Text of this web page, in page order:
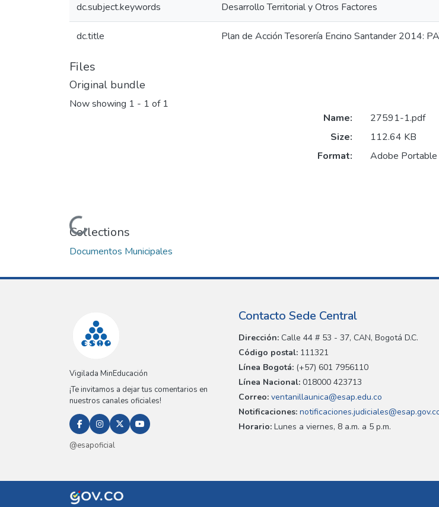
dc.subject.keywords Desarrollo Territorial y Otros Factores
dc.title Plan de Acción Tesorería Encino Santander 2014:
Files
Original bundle
Now showing 1 - 1 of 1
Loading...
Name:
27591-1.pdf
Size:
112.64 KB
Format:
Adobe
Collections
Documentos Municipales
Vigilada MinEducación
¡Te invitamos a dejar tus comentarios en
nuestros canales oficiales!
@esapoficial
Contacto Sede Central
Dirección: Calle 44 # 53 - 37, CAN, Bogotá D.C.
Código postal: 111321
Línea Bogotá: (+57) 601 7956110
Línea Nacional: 018000 423713
Correo: ventanillaunica@esap.edu.co
Notificaciones:
Horario: Lunes a viernes, 8 a.m. a 5 p.m.